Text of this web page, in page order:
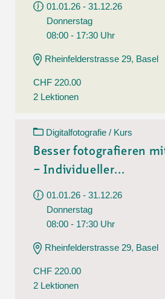
01.01.26 - 31.12.26
Donnerstag
08:00 - 17:30 Uhr
Rheinfelderstrasse 29, Basel
CHF 220.00
2 Lektionen
Digitalfotografie / Kurs
Besser fotografieren
– Individueller...
01.01.26 - 31.12.26
Donnerstag
08:00 - 17:30 Uhr
Rheinfelderstrasse 29, Basel
CHF 220.00
2 Lektionen